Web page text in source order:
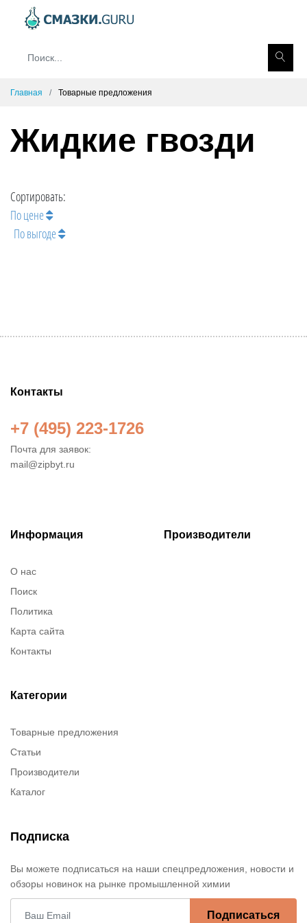
Главная Товарные предложения
Жидкие гвозди
Сортировать:
По цене
По выгоде
Контакты
+7 (495) 223-1726
Почта для заявок:
mail@zipbyt.ru
Информация
О нас
Поиск
Политика
Карта сайта
Контакты
Производители
Категории
Товарные предложения
Статьи
Производители
Каталог
Подписка
Вы можете подписаться на наши спецпредложения, новости и
обзоры новинок на рынке промышленной химии
Подписаться